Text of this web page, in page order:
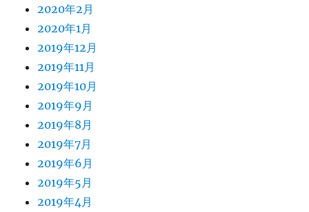
2020年2月
2020年1月
2019年12月
2019年11月
2019年10月
2019年9月
2019年8月
2019年7月
2019年6月
2019年5月
2019年4月